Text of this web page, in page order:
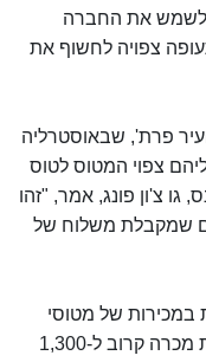
לשמש את החברה
צפויה לחשוף את
פרת', שבאוסטרליה
צפוי המטוס לטוס
גו צ'ון פונג, אמר, "זהו
שמקבלת משלוח של
במכירות של מטוסי
הדרימליינר. יצרנית המטוסים האמריקנית מכרה קרוב ל-1,300